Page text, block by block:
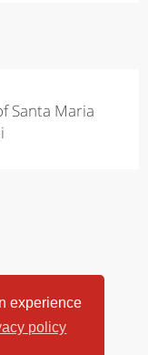
experience
policy
Santa Maria